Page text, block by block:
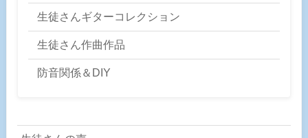
生徒さんギターコレクション
生徒さん作曲作品
防音関係＆DIY